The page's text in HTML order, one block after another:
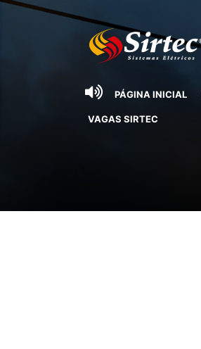
PÁGINA INICIAL
VAGAS SIRTEC